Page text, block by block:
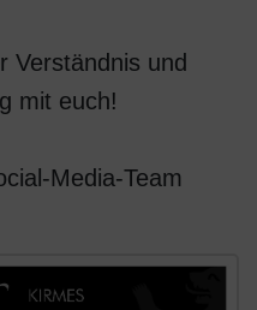
Verständnis und
mit euch!
Media-Team